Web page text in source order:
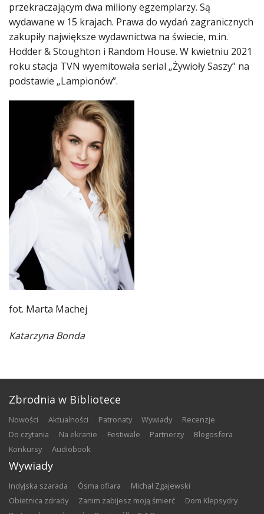
przekraczającym dwa miliony egzemplarzy. Są
wydawane w 15 krajach. Prawa do wydań zagranicznych
zakupiły największe wydawnictwa na świecie, m.in.
Hodder & Stoughton i Random House. W kwietniu 2021
roku stacja TVN wyemitowała serial „Żywioły Saszy” na
podstawie „Lampionów”.
fot. Marta Machej
Katarzyna Bonda
Zbrodnia w Bibliotece
nowości aktualności patronaty wywiady
recenzje
do czytania
na ekranie festiwale partnerzy
blogosfera
konkursy
audiobook
Wywiady
Indyjska szarada Ósma ofiara
Michał Zgajewski
Obietnica zdrady
Zanim zabijesz moją śmierć
Dom Klepsydry